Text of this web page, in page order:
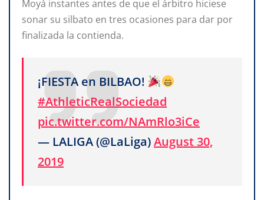
Moyá instantes antes de que el árbitro hiciese
sonar su silbato en tres ocasiones para dar por
finalizada la contienda.
¡FIESTA en BILBAO!
#AthleticRealSociedad
pic.twitter.com/NAmRlo3iCe
— LALIGA (@LaLiga)August 30,
2019